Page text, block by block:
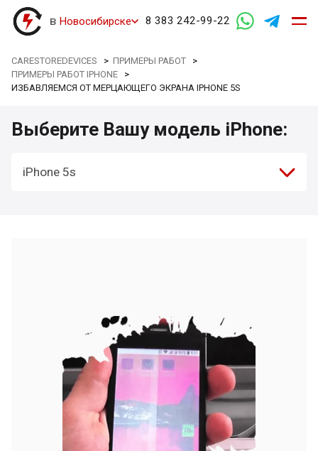
в Новосибирске 8 383 242-99-22
CARESTOREDEVICES >ПРИМЕРЫ РАБОТ >
ПРИМЕРЫ РАБОТ IPHONE >
ИЗБАВЛЯЕМСЯ ОТ МЕРЦАЮЩЕГО ЭКРАНА IPHONE 5S
Выберите Вашу модель iPhone:
iPhone 5s